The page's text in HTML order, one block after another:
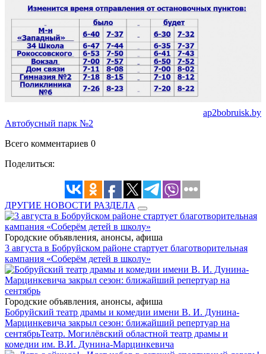
ap2bobruisk.by
Автобусный парк №2
Всего комментариев 0
Поделиться:
ДРУГИЕ НОВОСТИ РАЗДЕЛА
Городские объявления, анонсы, афиша
3 августа в Бобруйском районе стартует благотворительная
кампания «Соберём детей в школу»
Городские объявления, анонсы, афиша
Бобруйский театр драмы и комедии имени В. И. Дунина-
Марцинкевича закрыл сезон: ближайший репертуар на
сентябрьТеатр. Могилёвский областной театр драмы и
комедии им. В.И. Дунина-Марцинкевича